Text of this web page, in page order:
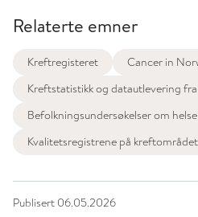
Relaterte emner
Kreftregisteret
Cancer in
Kreftstatistikk og datautlevering
Befolkningsundersøkelser om
Kvalitetsregistrene på kreftområdet
Publisert 06.05.2026